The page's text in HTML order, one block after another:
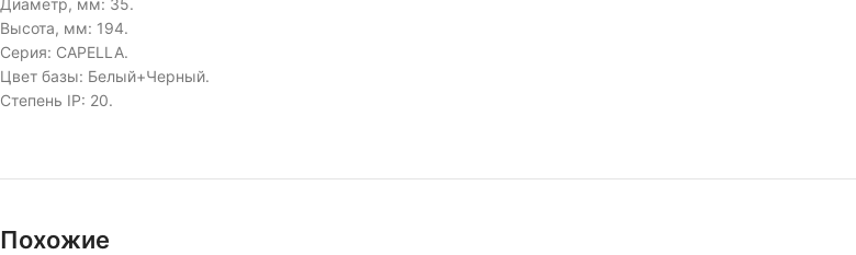
Диаметр, мм: 35.
Высота, мм: 194.
Серия: CAPELLA.
Цвет базы: Белый+Черный.
Степень IP: 20.
Похожие